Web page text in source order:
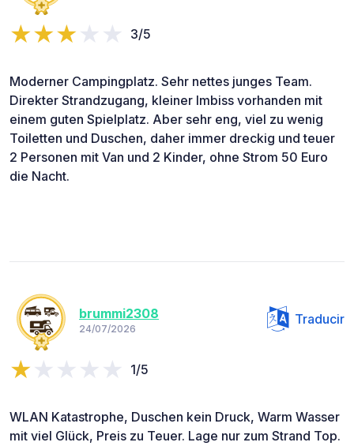
3/5
Moderner Campingplatz. Sehr nettes junges Team.
Direkter Strandzugang, kleiner Imbiss vorhanden mit
einem guten Spielplatz. Aber sehr eng, viel zu wenig
Toiletten und Duschen, daher immer dreckig und teuer
2 Personen mit Van und 2 Kinder, ohne Strom 50 Euro
die Nacht.
brummi2308
24/07/2026
Traducir
1/5
WLAN Katastrophe, Duschen kein Druck, Warm Wasser
mit viel Glück, Preis zu Teuer. Lage nur zum Strand Top.